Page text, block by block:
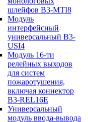
шлейфов B3-MTI8
Модуль
интерфейсный
универсальный B3-
USI4
Модуль 16-ти
релейных выходов
для систем
пожаротушения,
включая коннектор
B3-REL16E
Универсальный
модуль ввода-вывода